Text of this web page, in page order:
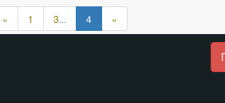
«Предыдущая
страница
1 3... 4 »Следующая
страница